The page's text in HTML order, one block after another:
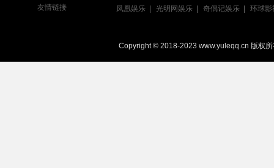
友情链接 凤凰娱乐 光明网娱乐 奇偶记娱乐 环球影
Copyright © 2018-2023 www.yuleqq.cn 版权所